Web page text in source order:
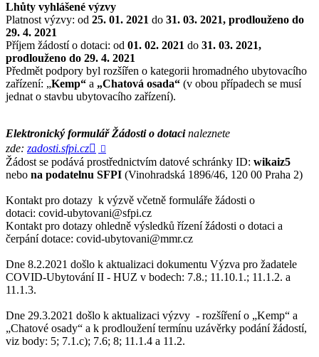
Lhůty vyhlášené výzvy
Platnost výzvy: od 25. 01. 2021 do 31. 03. 2021, prodlouženo do
29. 4. 2021
Příjem žádostí o dotaci: od 01. 02. 2021 do 31. 03. 2021,
prodlouženo do 29. 4. 2021
Předmět podpory byl rozšířen o kategorii hromadného ubytovacího
zařízení: „Kemp“ a „Chatová osada“ (v obou případech se musí
jednat o stavbu ubytovacího zařízení).
Elektronický formulář Žádosti o dotacinaleznete
zde: zadosti.sfpi.cz 
Žádost se podává prostřednictvím datové schránky ID: wikaiz5
nebo na podatelnu SFPI (Vinohradská 1896/46, 120 00 Praha 2)
Kontakt pro dotazy k výzvě včetně formuláře žádosti o
dotaci: covid-ubytovani@sfpi.cz
Kontakt pro dotazy ohledně výsledků řízení žádosti o dotaci a
čerpání dotace: covid-ubytovani@mmr.cz
Dne 8.2.2021 došlo k aktualizaci dokumentu Výzva pro žadatele
COVID-Ubytování II - HUZ v bodech: 7.8.; 11.10.1.; 11.1.2. a
11.1.3.
Dne 29.3.2021 došlo k aktualizaci výzvy - rozšíření o „Kemp“ a
„Chatové osady“ a k prodloužení termínu uzávěrky podání žádostí,
viz body: 5; 7.1.c); 7.6; 8; 11.1.4 a 11.2.